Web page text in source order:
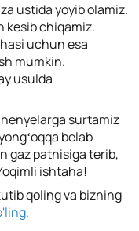
ustida yoyib olamiz.
kesib chiqamiz.
uchun esa
mumkin.
usulda
surtamiz
belab
gaz patnisiga terib,
ishtaha!
qoling va bizning